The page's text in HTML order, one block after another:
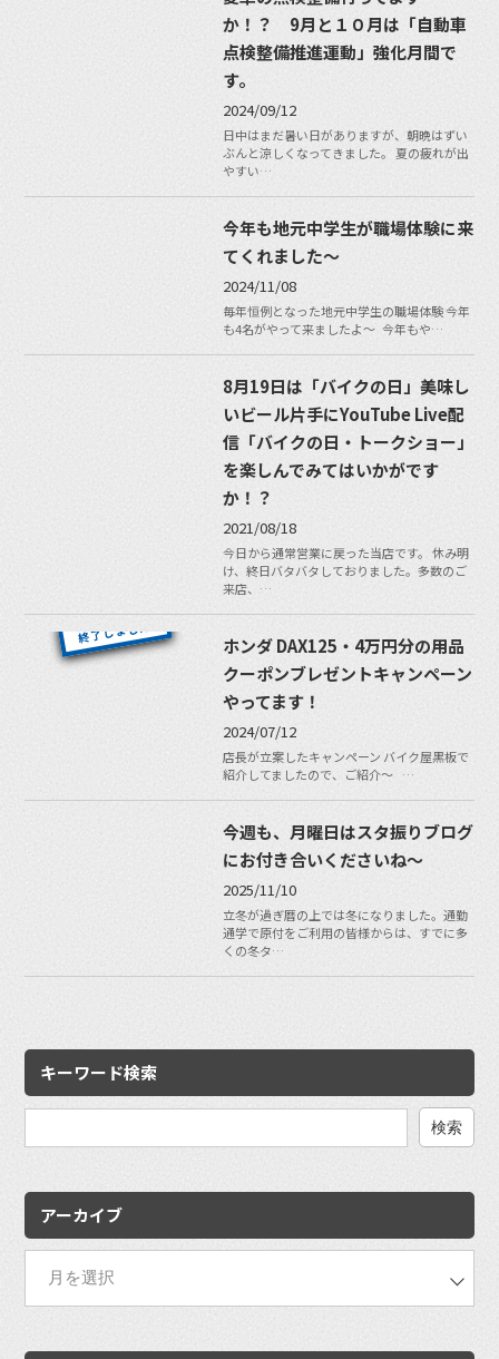
か！？ 9月と１０月は「自動車
点検整備推進運動」強化月間で
す。
2024/09/12
日中はまだ暑い日がありますが、朝晩はずい
ぶんと涼しくなってきました。 夏の疲れが出
やすい…
今年も地元中学生が職場体験に来
てくれました〜
2024/11/08
毎年恒例となった地元中学生の職場体験 今年
も4名がやって来ましたよ〜 今年もや…
8月19日は「バイクの日」美味し
いビール片手にYouTube Live配
信「バイクの日・トークショー」
を楽しんでみてはいかがです
か！？
2021/08/18
今日から通常営業に戻った当店です。 休み明
け、終日バタバタしておりました。多数のご
来店、…
ホンダ DAX125・4万円分の用品
クーポンブレゼントキャンペーン
やってます！
2024/07/12
店長が立案したキャンペーン バイク屋黒板で
紹介してましたので、ご紹介〜 …
今週も、月曜日はスタ振りブログ
にお付き合いくださいね〜
2025/11/10
立冬が過ぎ暦の上では冬になりました。通勤
通学で原付をご利用の皆様からは、すでに多
くの冬タ…
キーワード検索
アーカイブ